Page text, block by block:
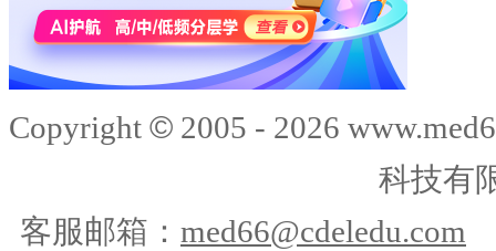
Copyright © 2005 - 2026
科技有
客服邮箱： med66@cdeledu.com